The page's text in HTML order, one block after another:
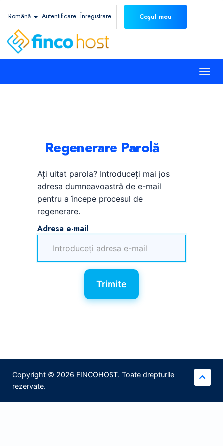
Română Autentificare Înregistrare Coșul meu
Regenerare Parolă
Ați uitat parola? Introduceți mai jos
adresa dumneavoastră de e-mail
pentru a începe procesul de
regenerare.
Adresa e-mail
Trimite
Copyright © 2026 FINCOHOST. Toate drepturile
rezervate.